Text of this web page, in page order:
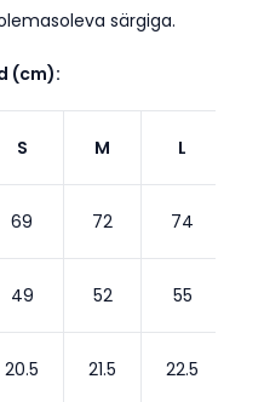
särgiga.
(cm):
S M L
69 72 74
49 52 55
20.5 21.5 22.5